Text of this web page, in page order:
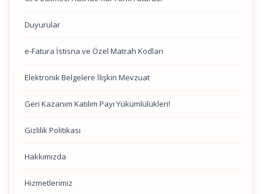
Duyurular
e-Fatura İstisna ve Özel Matrah Kodları
Elektronik Belgelere İlişkin Mevzuat
Geri Kazanım Katılım Payı Yükümlülükleri!
Gizlilik Politikası
Hakkımızda
Hizmetlerimiz